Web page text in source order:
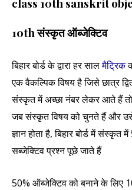
class 10th sanskrit
10th संस्कृत ऑब्जेक्टिव
बिहार बोर्ड के द्वारा हर सालमैट्रिक
एक वैकल्पिक विषय है जिसे छात्र
संस्कृत में अच्छा नंबर लेकर आते हैं तो
जब संस्कृत विषय को चुनते हैं और
ज्ञान होता है, बिहार बोर्ड में
सब्जेक्टिव प्रश्न पूछे जाते हैं
50% ऑब्जेक्टिव को बनाने के लिए